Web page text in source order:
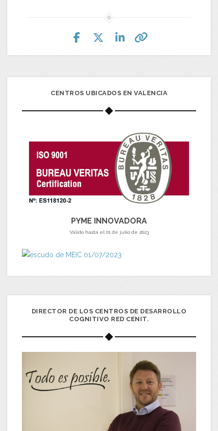
CENTROS UBICADOS EN VALENCIA
PYME INNOVADORA
Válido hasta el 01 de julio de 2023
DIRECTOR DE LOS CENTROS DE DESARROLLO
COGNITIVO RED CENIT.